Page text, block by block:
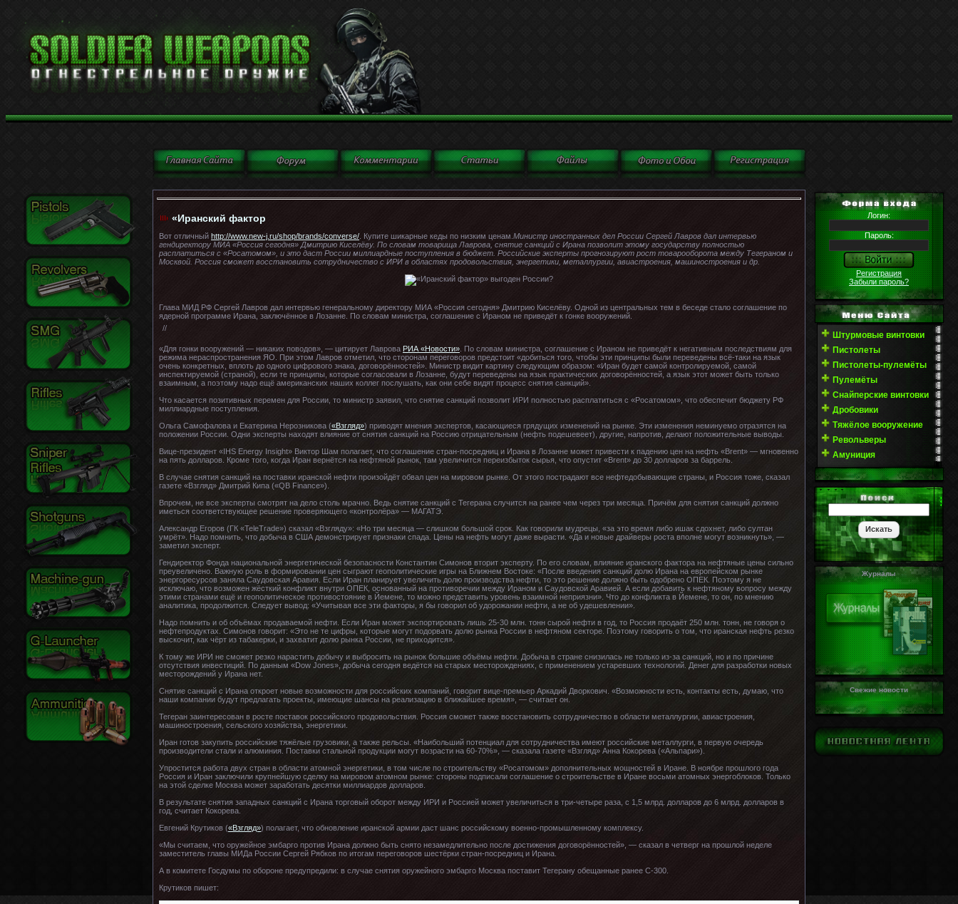
«Иранский фактор
Вот отличный http://www.new-j.ru/shop/brands/converse/. Купите шикарные кеды по низким ценам.Министр иностранных дел России Сергей Лавров дал интервью
гендиректору МИА «Россия сегодня» Дмитрию Киселёву. По словам товарища Лаврова, снятие санкций с Ирана позволит этому государству полностью
расплатиться с «Росатомом», и это даст России миллиардные поступления в бюджет. Российские эксперты прогнозируют рост товарооборота между Тегераном и
Москвой. Россия сможет восстановить сотрудничество с ИРИ в областях продовольствия, энергетики, металлургии, авиастроения, машиностроения и др.
Глава МИД РФ Сергей Лавров дал интервью генеральному директору МИА «Россия сегодня» Дмитрию Киселёву. Одной из центральных тем в беседе стало соглашение по
ядерной программе Ирана, заключённое в Лозанне. По словам министра, соглашение с Ираном не приведёт к гонке вооружений.
//
«Для гонки вооружений — никаких поводов», — цитирует Лаврова РИА «Новости». По словам министра, соглашение с Ираном не приведёт к негативным последствиям для
режима нераспространения ЯО. При этом Лавров отметил, что сторонам переговоров предстоит «добиться того, чтобы эти принципы были переведены всё-таки на язык
очень конкретных, вплоть до одного цифрового знака, договорённостей». Министр видит картину следующим образом: «Иран будет самой контролируемой, самой
инспектируемой (страной), если те принципы, которые согласовали в Лозанне, будут переведены на язык практических договорённостей, а язык этот может быть только
взаимным, а поэтому надо ещё американских наших коллег послушать, как они себе видят процесс снятия санкций».
Что касается позитивных перемен для России, то министр заявил, что снятие санкций позволит ИРИ полностью расплатиться с «Росатомом», что обеспечит бюджету РФ
миллиардные поступления.
Ольга Самофалова и Екатерина Нерозникова («Взгляд») приводят мнения экспертов, касающиеся грядущих изменений на рынке. Эти изменения неминуемо отразятся на
положении России. Одни эксперты находят влияние от снятия санкций на Россию отрицательным (нефть подешевеет), другие, напротив, делают положительные выводы.
Вице-президент «IHS Energy Insight» Виктор Шам полагает, что соглашение стран-посредниц и Ирана в Лозанне может привести к падению цен на нефть «Brent» — мгновенно
на пять долларов. Кроме того, когда Иран вернётся на нефтяной рынок, там увеличится переизбыток сырья, что опустит «Brent» до 30 долларов за баррель.
В случае снятия санкций на поставки иранской нефти произойдёт обвал цен на мировом рынке. От этого пострадают все нефтедобывающие страны, и Россия тоже, сказал
газете «Взгляд» Дмитрий Кипа («QB Finance»).
Впрочем, не все эксперты смотрят на дело столь мрачно. Ведь снятие санкций с Тегерана случится на ранее чем через три месяца. Причём для снятия санкций должно
иметься соответствующее решение проверяющего «контролёра» — МАГАТЭ.
Александр Егоров (ГК «TeleTrade») сказал «Взгляду»: «Но три месяца — слишком большой срок. Как говорили мудрецы, «за это время либо ишак сдохнет, либо султан
умрёт». Надо помнить, что добыча в США демонстрирует признаки спада. Цены на нефть могут даже вырасти. «Да и новые драйверы роста вполне могут возникнуть», —
заметил эксперт.
Гендиректор Фонда национальной энергетической безопасности Константин Симонов вторит эксперту. По его словам, влияние иранского фактора на нефтяные цены сильно
преувеличено. Важную роль в формировании цен сыграют геополитические игры на Ближнем Востоке: «После введения санкций долю Ирана на европейском рынке
энергоресурсов заняла Саудовская Аравия. Если Иран планирует увеличить долю производства нефти, то это решение должно быть одобрено ОПЕК. Поэтому я не
исключаю, что возможен жёсткий конфликт внутри ОПЕК, основанный на противоречии между Ираном и Саудовской Аравией. А если добавить к нефтяному вопросу между
этими странами ещё и геополитическое противостояние в Йемене, то можно представить уровень взаимной неприязни». Что до конфликта в Йемене, то он, по мнению
аналитика, продолжится. Следует вывод: «Учитывая все эти факторы, я бы говорил об удорожании нефти, а не об удешевлении».
Надо помнить и об объёмах продаваемой нефти. Если Иран может экспортировать лишь 25-30 млн. тонн сырой нефти в год, то Россия продаёт 250 млн. тонн, не говоря о
нефтепродуктах. Симонов говорит: «Это не те цифры, которые могут подорвать долю рынка России в нефтяном секторе. Поэтому говорить о том, что иранская нефть резко
выскочит, как чёрт из табакерки, и захватит долю рынка России, не приходится».
К тому же ИРИ не сможет резко нарастить добычу и выбросить на рынок большие объёмы нефти. Добыча в стране снизилась не только из-за санкций, но и по причине
отсутствия инвестиций. По данным «Dow Jones», добыча сегодня ведётся на старых месторождениях, с применением устаревших технологий. Денег для разработки новых
месторождений у Ирана нет.
Снятие санкций с Ирана откроет новые возможности для российских компаний, говорит вице-премьер Аркадий Дворкович. «Возможности есть, контакты есть, думаю, что
наши компании будут предлагать проекты, имеющие шансы на реализацию в ближайшее время», — считает он.
Тегеран заинтересован в росте поставок российского продовольствия. Россия сможет также восстановить сотрудничество в области металлургии, авиастроения,
машиностроения, сельского хозяйства, энергетики.
Иран готов закупить российские тяжёлые грузовики, а также рельсы. «Наибольший потенциал для сотрудничества имеют российские металлурги, в первую очередь
производители стали и алюминия. Поставки стальной продукции могут возрасти на 60-70%», — сказала газете «Взгляд» Анна Кокорева («Альпари»).
Упростится работа двух стран в области атомной энергетики, в том числе по строительству «Росатомом» дополнительных мощностей в Иране. В ноябре прошлого года
Россия и Иран заключили крупнейшую сделку на мировом атомном рынке: стороны подписали соглашение о строительстве в Иране восьми атомных энергоблоков. Только
на этой сделке Москва может заработать десятки миллиардов долларов.
В результате снятия западных санкций с Ирана торговый оборот между ИРИ и Россией может увеличиться в три-четыре раза, с 1,5 млрд. долларов до 6 млрд. долларов в
год, считает Кокорева.
Евгений Крутиков («Взгляд») полагает, что обновление иранской армии даст шанс российскому военно-промышленному комплексу.
«Мы считаем, что оружейное эмбарго против Ирана должно быть снято незамедлительно после достижения договорённостей», — сказал в четверг на прошлой неделе
заместитель главы МИДа России Сергей Рябков по итогам переговоров шестёрки стран-посредниц и Ирана.
А в комитете Госдумы по обороне предупредили: в случае снятия оружейного эмбарго Москва поставит Тегерану обещанные ранее С-300.
Крутиков пишет:
Логин:
Пароль:
Регистрация
Забыли пароль?
Штурмовые винтовки
Пистолеты
Пистолеты-пулемёты
Пулемёты
Снайперские винтовки
Дробовики
Тяжёлое вооружение
Револьверы
Амуниция
Журналы
Свежие новости